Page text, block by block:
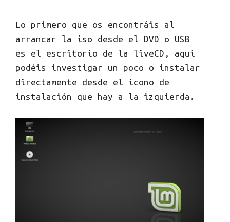
Lo primero que os encontráis al
arrancar la iso desde el DVD o USB
es el escritorio de la liveCD, aquí
podéis investigar un poco o instalar
directamente desde el icono de
instalación que hay a la izquierda.